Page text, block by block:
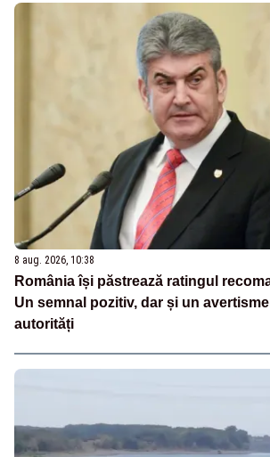
8 aug. 2026, 10:38
România își păstrează ratingul
Un semnal pozitiv, dar și un
autorități